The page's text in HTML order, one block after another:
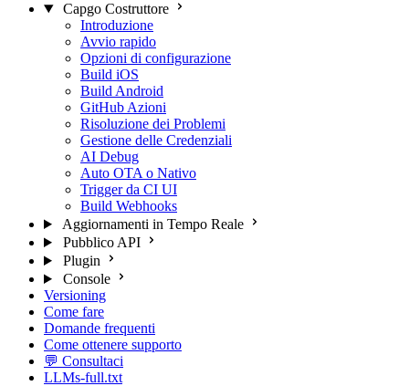
Capgo Costruttore
Introduzione
Avvio rapido
Opzioni di configurazione
Build iOS
Build Android
GitHub Azioni
Risoluzione dei Problemi
Gestione delle Credenziali
AI Debug
Auto OTA o Nativo
Trigger da CI UI
Build Webhooks
Aggiornamenti in Tempo Reale
Pubblico API
Plugin
Console
Versioning
Come fare
Domande frequenti
Come ottenere supporto
💬 Consultaci
LLMs-full.txt